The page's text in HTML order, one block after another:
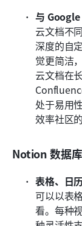
与
云文档不
深度的自
觉更简洁
云文档在
处于易用
效率社区
Notion 数据库
表格、日
可以以表
看。每种